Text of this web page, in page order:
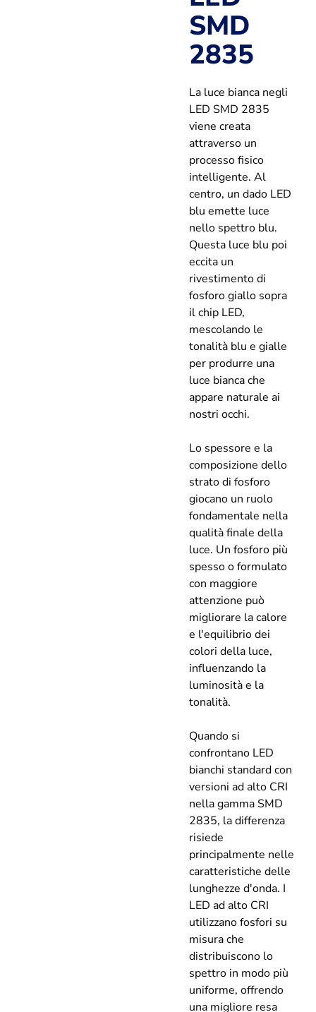
SMD
2835
La luce bianca negli
LED SMD 2835
viene creata
attraverso un
processo fisico
intelligente. Al
centro, un dado LED
blu emette luce
nello spettro blu.
Questa luce blu poi
eccita un
rivestimento di
fosforo giallo sopra
il chip LED,
mescolando le
tonalità blu e gialle
per produrre una
luce bianca che
appare naturale ai
nostri occhi.
Lo spessore e la
composizione dello
strato di fosforo
giocano un ruolo
fondamentale nella
qualità finale della
luce. Un fosforo più
spesso o formulato
con maggiore
attenzione può
migliorare la calore
e l'equilibrio dei
colori della luce,
influenzando la
luminosità e la
tonalità.
Quando si
confrontano LED
bianchi standard con
versioni ad alto CRI
nella gamma SMD
2835, la differenza
risiede
principalmente nelle
caratteristiche delle
lunghezze d'onda. I
LED ad alto CRI
utilizzano fosfori su
misura che
distribuiscono lo
spettro in modo più
uniforme, offrendo
una migliore resa